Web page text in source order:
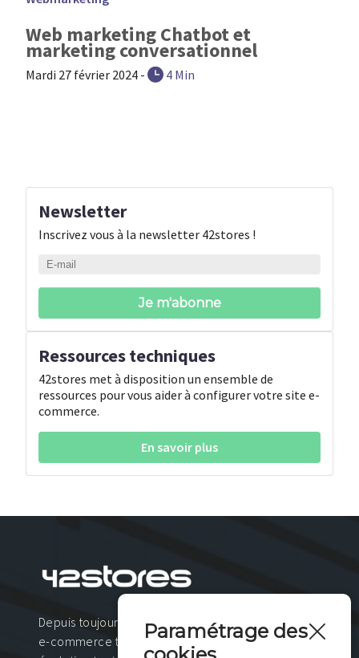
Web marketing Chatbot et
marketing conversationnel
Mardi 27 février 2024 - 4 Min
Newsletter
Inscrivez vous à la newsletter 42stores !
Ressources techniques
42stores met à disposition un ensemble de
ressources pour vous aider à configurer votre site e-
commerce.
En savoir plus
Depuis toujours, nous proposons une solution
e-commerce techniquement riche et
Paramétrage des